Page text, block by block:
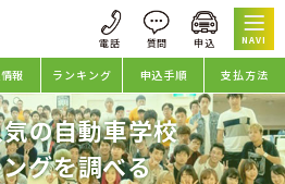
NAVI
報 ランキング 申込手順 支払方法
の自動車学校
グを調べる